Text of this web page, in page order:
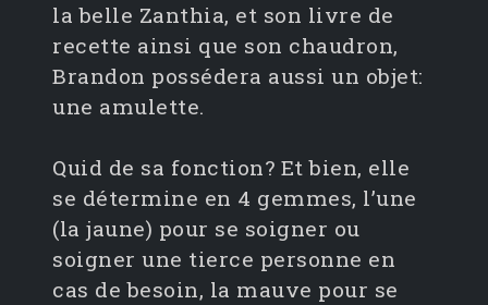
la belle Zanthia, et son livre de
recette ainsi que son chaudron,
Brandon possédera aussi un objet:
une amulette.
Quid de sa fonction? Et bien, elle
se détermine en 4 gemmes, l’une
(la jaune) pour se soigner ou
soigner une tierce personne en
cas de besoin, la mauve pour se